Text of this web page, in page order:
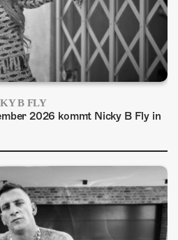
B FLY
2026 kommt Nicky B Fly in